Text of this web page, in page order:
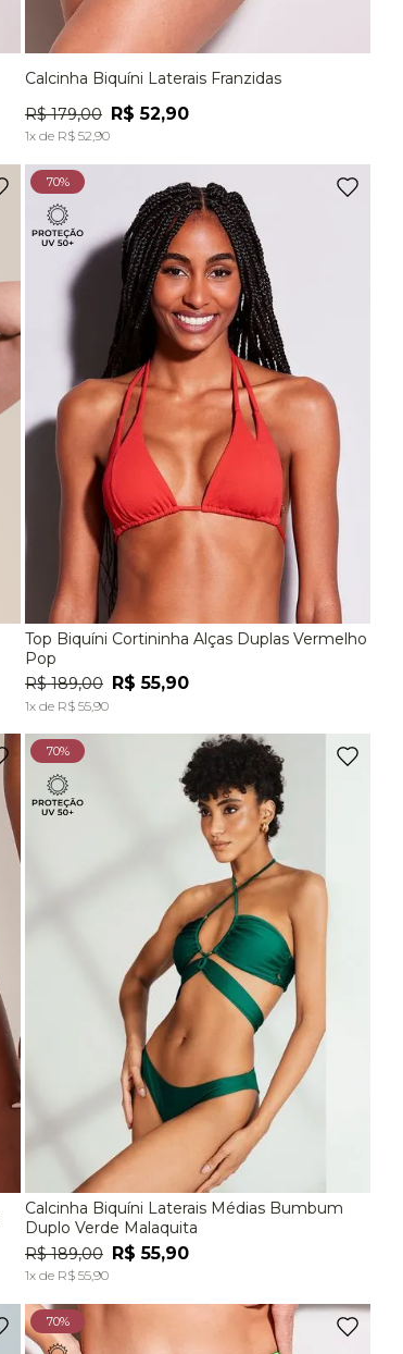
G
P M
ADICIONAR À SACOLA
Calcinha Biquíni Laterais Franzidas
R$ 179,00 R$ 52,90
1x de R$ 52,90
70%
ADICIONAR À SACOLA
Top Biquíni Cortininha Alças Duplas Vermelho
Pop
R$ 189,00 R$ 55,90
1x de R$ 55,90
70%
M
P
ADICIONAR À SACOLA
Calcinha Biquíni Laterais Médias Bumbum
Duplo Verde Malaquita
R$ 189,00 R$ 55,90
1x de R$ 55,90
70%